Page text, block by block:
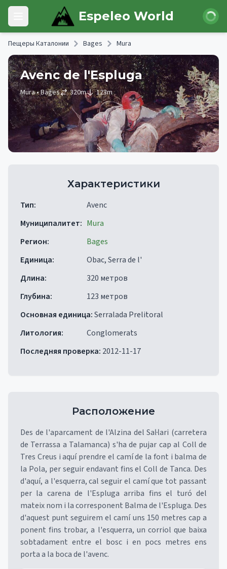
Skip to main content
Open main menu Espeleo World Войти
Пещеры Каталонии Bages Mura
Avenc de l'Espluga
Mura• Bages 320m 123m
Характеристики
Тип:
Avenc
Муниципалитет: Mura
Регион:
Bages
Единица:
Obac, Serra de l'
Длина:
320 метров
Глубина:
123 метров
Основная единица:Serralada Prelitoral
Литология:
Conglomerats
Последняя проверка: 2012-11-17
Расположение
Des de l'aparcament de l'Alzina del Sal·lari (carretera
de Terrassa a Talamanca) s'ha de pujar cap al Coll de
Tres Creus i aquí prendre el camí de la font i balma de
la Pola, per seguir endavant fins el Coll de Tanca. Des
d'aquí, a l'esquerra, cal seguir el camí que tot passant
per la carena de l'Espluga arriba fins el turó del
mateix nom i la corresponent Balma de l'Espluga. Des
d'aquest punt seguirem el camí uns 150 metres cap a
ponent fins trobar, a l'esquerra, un corriol que baixa
sobtadament entre el bosc i en pocs metres ens
porta a la boca de l'avenc.